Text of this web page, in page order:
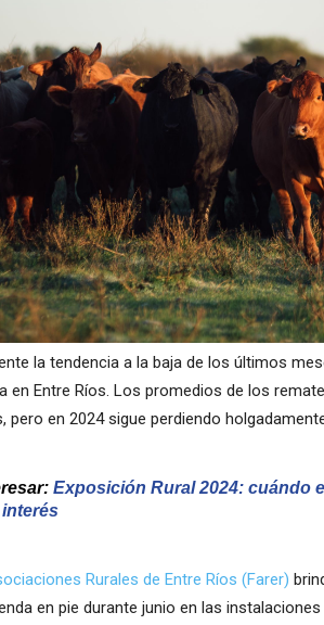
la tendencia a la baja de los últimos
en Entre Ríos. Los promedios de los
pero en 2024 sigue perdiendo
Exposición Rural 2024: cuándo
Rurales de Entre Ríos (Farer)
en pie durante junio en las